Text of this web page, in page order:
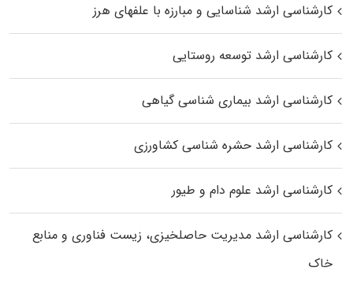
کارشناسی ارشد شناسایی و مبارزه با علفهای هرز
کارشناسی ارشد توسعه روستایی
کارشناسی ارشد بیماری‌ شناسی گیاهی
کارشناسی ارشد حشره‌ شناسی کشاورزی
کارشناسی ارشد علوم دام و طیور
کارشناسی ارشد مدیریت حاصلخیزی، زیست فناوری و منابع
خاک